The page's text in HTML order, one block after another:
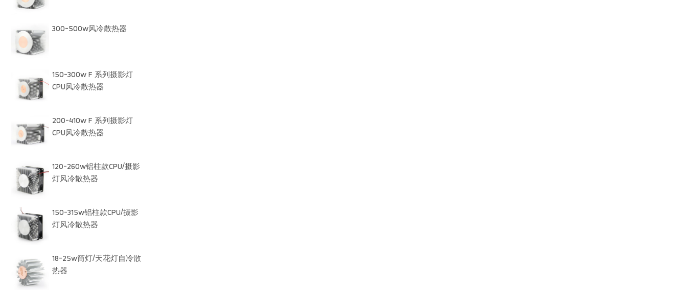
300-500w风冷散热器
150-300w F 系列摄影灯
CPU风冷散热器
200-410w F 系列摄影灯
CPU风冷散热器
120-260w铝柱款CPU/摄影
灯风冷散热器
150-315w铝柱款CPU/摄影
灯风冷散热器
18-25w筒灯/天花灯自冷散
热器